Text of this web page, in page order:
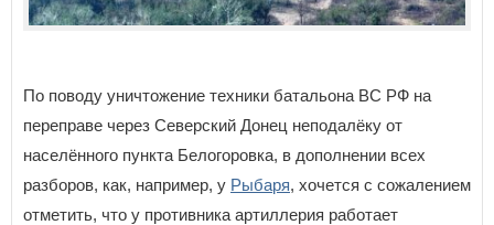
По поводу уничтожение техники батальона ВС РФ на
переправе через Северский Донец неподалёку от
населённого пункта Белогоровка, в дополнении всех
разборов, как, например, у Рыбаря, хочется с сожалением
отметить, что у противника артиллерия работает